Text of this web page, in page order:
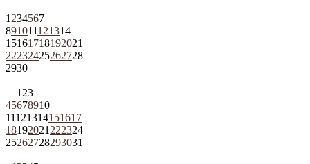
1 234567
891011121314
15161718192021
22232425262728
2930
1 23
45678910
11121314151617
18192021 222324
25262728293031